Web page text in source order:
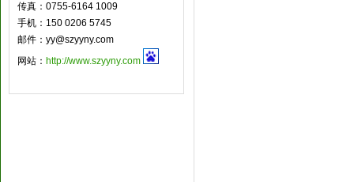
传真：0755-6164 1009
手机：150 0206 5745
邮件：yy@szyyny.com
网站： http://www.szyyny.com